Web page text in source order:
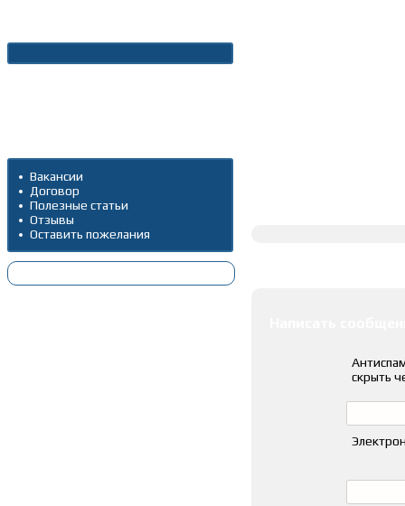
скрыть
Вакансии
Договор
Полезные статьи
Отзывы
Оставить пожелания